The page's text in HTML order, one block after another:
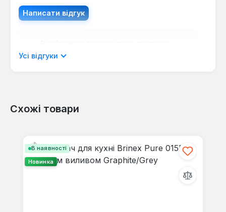
Написати відгук
мовою.
Відгуків не знайдено. Поділіться
Усі відгуки
Схожі товари
В наявності
Новинка